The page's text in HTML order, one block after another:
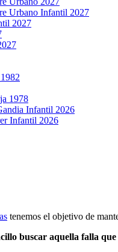
Urbano Infantil 2027
2027
1978
Infantil 2026
Infantil 2026
tenemos el objetivo de
buscar aquella falla que